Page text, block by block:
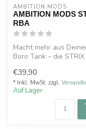
AMBITION MODS
AMBITION MODS
RBA
Macht mehr aus
Boro Tank – die
Kili...
€39,90
* Inkl. MwSt. zzgl.
Auf Lager